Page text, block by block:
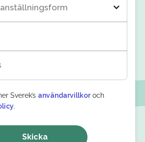
Sverek’s användarvillkoroch
.
Skicka